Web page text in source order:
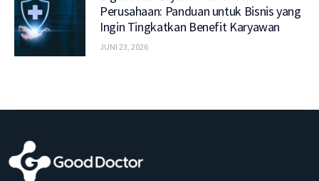
Perusahaan: Panduan untuk Bisnis yang
Ingin Tingkatkan Benefit Karyawan
JUNI 23, 2026